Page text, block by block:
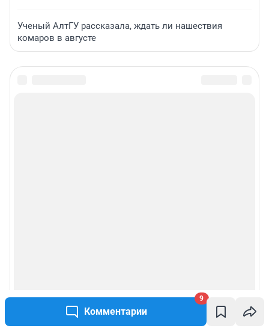
Комментарии
9
Ученый АлтГУ рассказала, ждать ли нашествия
комаров в августе